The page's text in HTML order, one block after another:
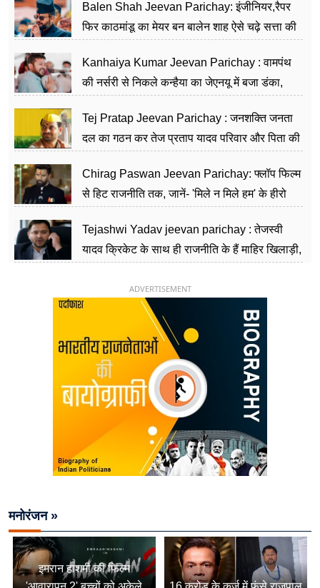
Balen Shah Jeevan Parichay: इंजीनियर,रैपर
फिर काठमांडू का मेयर बन बालेन शाह ऐसे चढ़े सत्ता की
Kanhaiya Kumar Jeevan Parichay : वामपंथ
की नर्सरी से निकले कन्हैया का जेएनयू में बजा डंका,
Tej Pratap Jeevan Parichay : जनशक्ति जनता
दल का गठन कर तेज प्रताप यादव परिवार और पिता की
Chirag Paswan Jeevan Parichay: फ्लॉप फिल्म
से हिट राजनीति तक, जानें- 'मिले न मिले हम' के हीरो
Tejashwi Yadav jeevan parichay : तेजस्वी
यादव क्रिकेट के साथ ही राजनीति के हैं माहिर खिलाड़ी,
ADVERTISEMENT
मनोरंजन »
इमरान हाशमी की फिल्म